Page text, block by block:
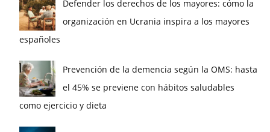
Defender los derechos de los mayores: cómo la
organización en Ucrania inspira a los mayores
españoles
Prevención de la demencia según la OMS: hasta
el 45% se previene con hábitos saludables
como ejercicio y dieta